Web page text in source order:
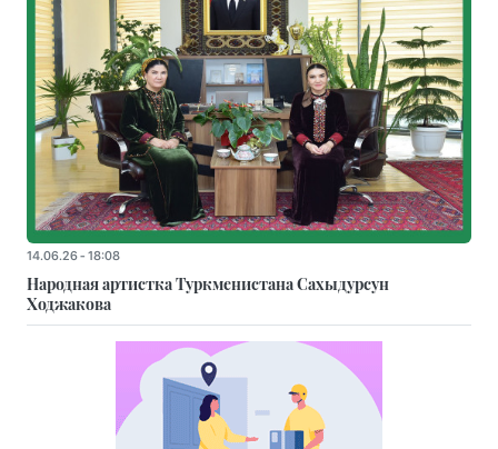
14.06.26 - 18:08
Народная артистка Туркменистана Сахыдурсун
Ходжакова